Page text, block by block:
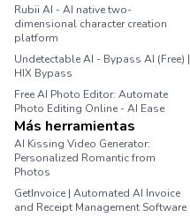
Rubii AI - AI native two-
dimensional character creation
platform
Undetectable AI - Bypass AI (Free) |
HIX Bypass
Free AI Photo Editor: Automate
Photo Editing Online - AI Ease
Más herramientas
AI Kissing Video Generator:
Personalized Romantic from
Photos
GetInvoice | Automated AI Invoice
and Receipt Management Software